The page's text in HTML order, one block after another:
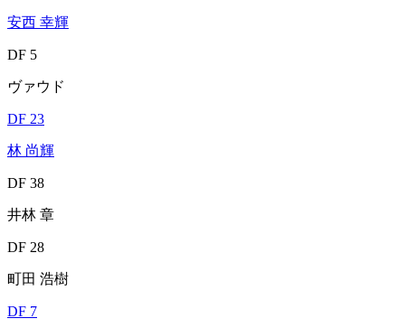
安西 幸輝
DF 5
ヴァウド
DF 23
林 尚輝
DF 38
井林 章
DF 28
町田 浩樹
DF 7